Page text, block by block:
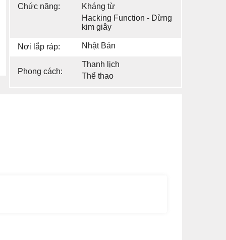
Chức năng:
Kháng từ
Hacking Function - Dừng
kim giây
Nơi lắp ráp: Nhật Bản
Phong cách:
Thanh lịch
Thể thao